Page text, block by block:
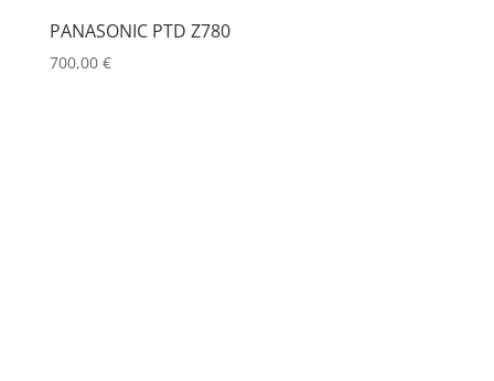
PANASONIC PTD Z780
700,00 €